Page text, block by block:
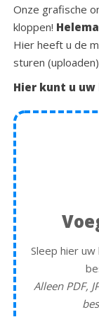
Onze grafische
kloppen!
Hier heeft u de
sturen
Hier kunt u
Sleep hier
Alleen PDF,